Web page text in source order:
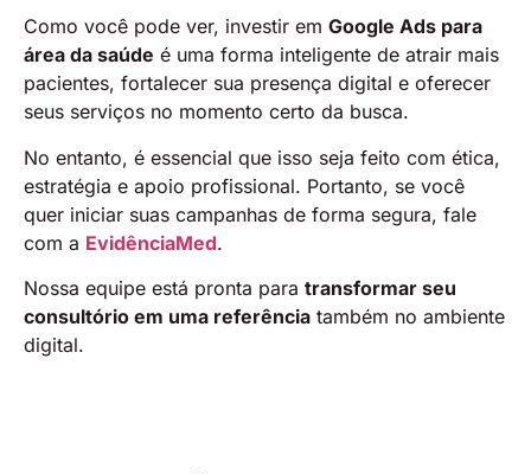
Como você pode ver, investir em Google Ads para
área da saúde é uma forma inteligente de atrair mais
pacientes, fortalecer sua presença digital e oferecer
seus serviços no momento certo da busca.
No entanto, é essencial que isso seja feito com ética,
estratégia e apoio profissional. Portanto, se você
quer iniciar suas campanhas de forma segura, fale
com a EvidênciaMed.
Nossa equipe está pronta para transformar seu
consultório em uma referência também no ambiente
digital.